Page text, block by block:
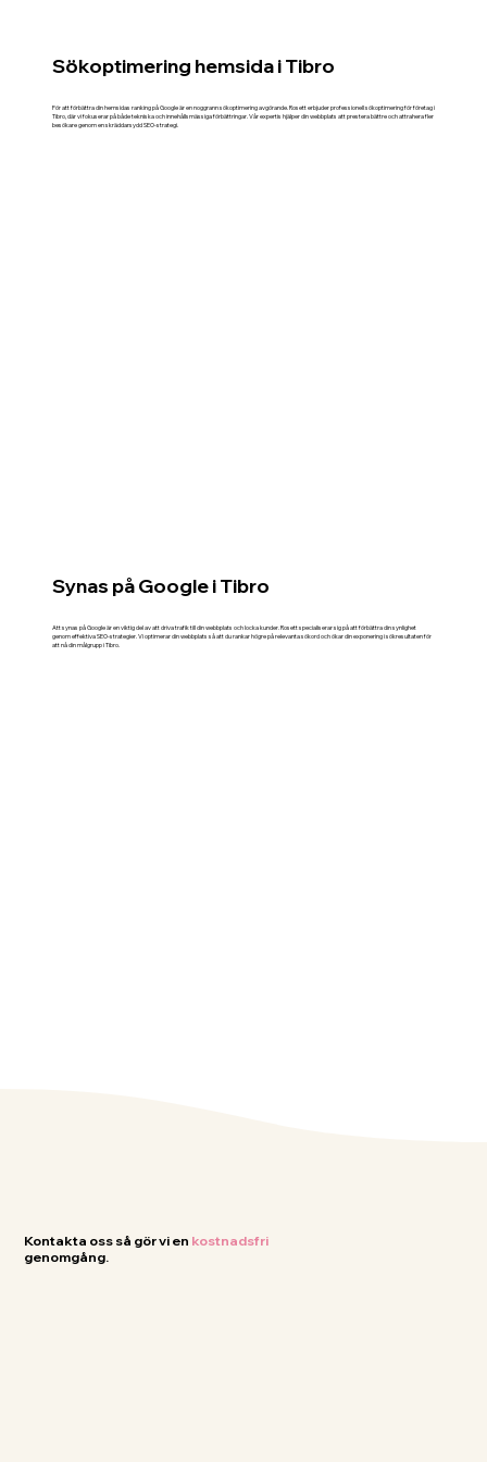
För att förbättra din hemsidas ranking på Google är en noggrann sökoptimering avgörande. Rosett erbjuder professionell sökoptimering för företag i
Tibro, där vi fokuserar på både tekniska och innehållsmässiga förbättringar. Vår expertis hjälper din webbplats att prestera bättre och attrahera fler
besökare genom en skräddarsydd SEO-strategi.
Sökoptimering hemsida i Tibro
Synas på Google i Tibro
Att synas på Google är en viktig del av att driva trafik till din webbplats och locka kunder. Rosett specialiserar sig på att förbättra din synlighet
genom effektiva SEO-strategier. Vi optimerar din webbplats så att du rankar högre på relevanta sökord och ökar din exponering i sökresultaten för
att nå din målgrupp i Tibro.
Kontakta oss så gör vi en kostnadsfri
genomgång.